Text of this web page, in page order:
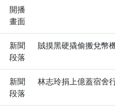
開播
畫面
新聞
段落
賊摸黑硬撬偷搬兌幣
新聞
段落
林志玲捐上億蓋宿舍